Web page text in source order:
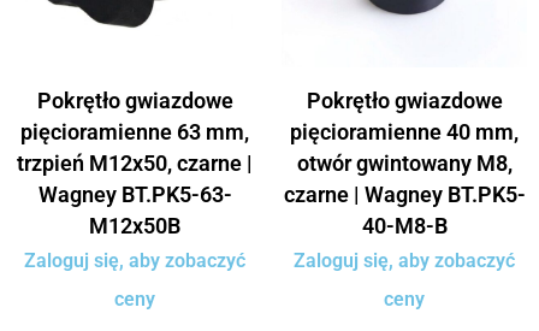
Pokrętło gwiazdowe
pięcioramienne 63 mm,
trzpień M12x50, czarne |
Wagney BT.PK5-63-
M12x50B
Zaloguj się, aby zobaczyć
ceny
Pokrętło gwiazdowe
pięcioramienne 40 mm,
otwór gwintowany M8,
czarne | Wagney BT.PK5-
40-M8-B
Zaloguj się, aby zobaczyć
ceny